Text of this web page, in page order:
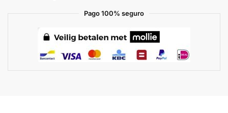
Pago 100% seguro